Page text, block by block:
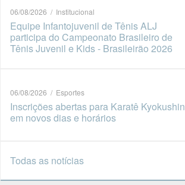
06/08/2026 / Institucional
Equipe Infantojuvenil de Tênis ALJ
participa do Campeonato Brasileiro de
Tênis Juvenil e Kids - Brasileirão 2026
06/08/2026 / Esportes
Inscrições abertas para Karatê Kyokushin
em novos dias e horários
Todas as notícias